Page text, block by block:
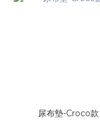
尿布墊-Croco款